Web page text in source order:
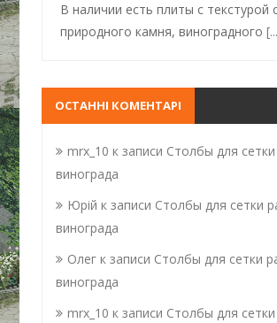
В наличии есть плиты с текстурой
природного камня, виноградного
ОСТАННІ КОМЕНТАРІ
mrx_10 к записи Столбы для
винограда
Юрій к записи Столбы для сетки
винограда
Олег к записи Столбы для сетки
винограда
mrx_10 к записи Столбы для